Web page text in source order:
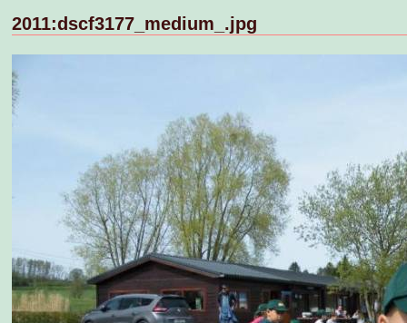
2011:dscf3177_medium_.jpg